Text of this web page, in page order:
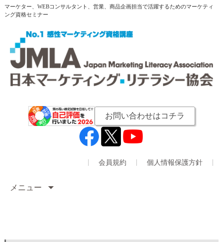
マーケター、WEBコンサルタント、営業、商品企画担当で活躍するためのマーケティ
ング資格セミナー
お問い合わせはコチラ
会員規約 個人情報保護方針
メニュー